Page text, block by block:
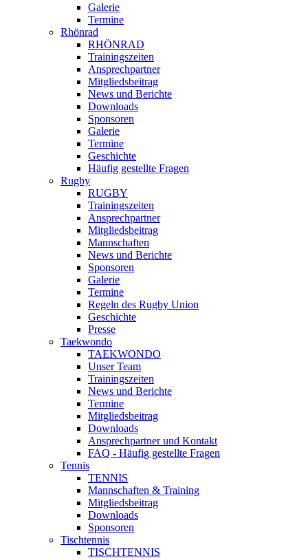
Galerie
Termine
Rhönrad
RHÖNRAD
Trainingszeiten
Ansprechpartner
Mitgliedsbeitrag
News und Berichte
Downloads
Sponsoren
Galerie
Termine
Geschichte
Häufig gestellte Fragen
Rugby
RUGBY
Trainingszeiten
Ansprechpartner
Mitgliedsbeitrag
Mannschaften
News und Berichte
Sponsoren
Galerie
Termine
Regeln des Rugby Union
Geschichte
Presse
Taekwondo
TAEKWONDO
Unser Team
Trainingszeiten
News und Berichte
Termine
Mitgliedsbeitrag
Downloads
Ansprechpartner und Kontakt
FAQ - Häufig gestellte Fragen
Tennis
TENNIS
Mannschaften & Training
Mitgliedsbeitrag
Downloads
Sponsoren
Tischtennis
TISCHTENNIS